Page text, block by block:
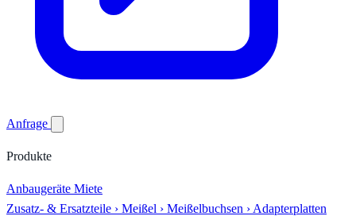
Anfrage
Produkte
Anbaugeräte Miete
Zusatz- & Ersatzteile › Meißel › Meißelbuchsen › Adapterplatten